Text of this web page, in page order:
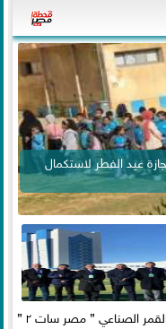
عيد الفطر لاستكمال
الصناعي ” مصر سات ٢ ”